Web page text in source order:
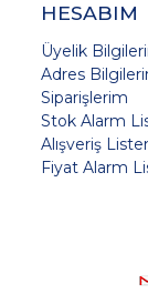
HESABIM
Üyelik
Adres
Siparişlerim
Stok Alarm
Alışveriş
Fiyat Alarm